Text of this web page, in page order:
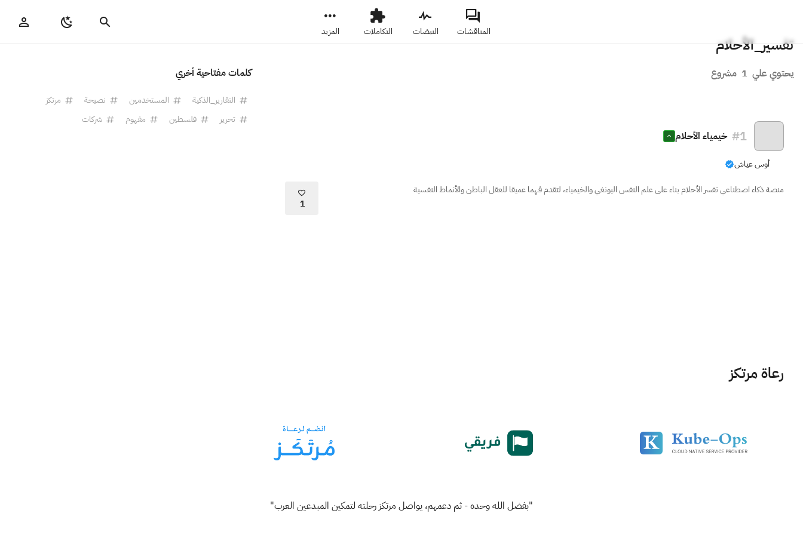
المناقشات النبضات التكاملات المزيد
تفسير_الأحلام
يحتوي علي 1 مشروع
#1 خيمياء الأحلام
أوس عياش
منصة ذكاء اصطناعي تفسر الأحلام بناء على علم النفس اليونغي والخيمياء، لتقدم فهما عميقا للعقل الباطن والأنماط النفسية
1
كلمات مفتاحية أخري
التقارير_الذكية المستخدمين نصيحة
مرتكز
تحرير
فلسطين مفهوم شركات
رعاة مرتكز
"بفضل الله وحده - ثم دعمهم، يواصل مرتكز رحلته لتمكين المبدعين العرب"